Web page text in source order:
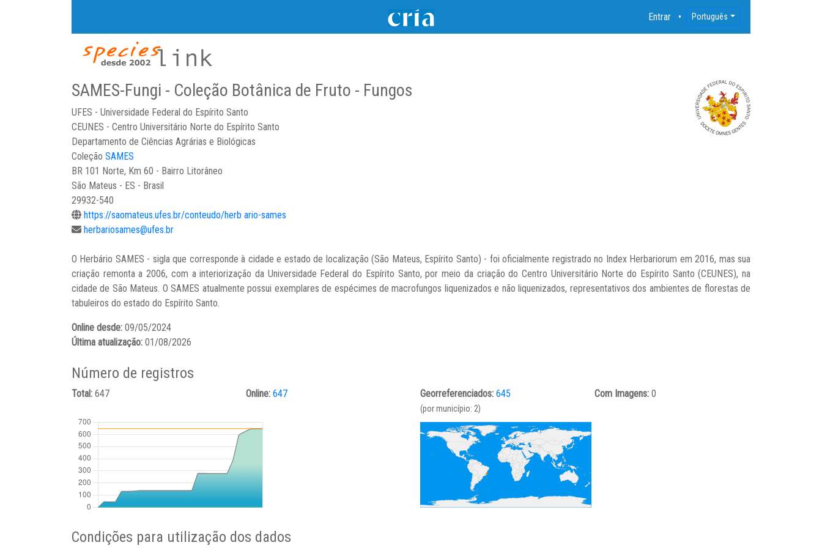
Entrar Português
SAMES-Fungi - Coleção Botânica de Fruto - Fungos
UFES - Universidade Federal do Espírito Santo
CEUNES - Centro Universitário Norte do Espírito Santo
Departamento de Ciências Agrárias e Biológicas
Coleção SAMES
BR 101 Norte, Km 60 - Bairro Litorâneo
São Mateus - ES - Brasil
29932-540
https://saomateus.ufes.br/conteudo/herb ario-sames
herbariosames@ufes.br
O Herbário SAMES - sigla que corresponde à cidade e estado de localização (São Mateus, Espírito Santo) - foi oficialmente registrado no Index Herbariorum em 2016, mas sua
criação remonta a 2006, com a interiorização da Universidade Federal do Espírito Santo, por meio da criação do Centro Universitário Norte do Espírito Santo (CEUNES), na
cidade de São Mateus. O SAMES atualmente possui exemplares de espécimes de macrofungos liquenizados e não liquenizados, representativos dos ambientes de florestas de
tabuleiros do estado do Espírito Santo.
Online desde: 09/05/2024
Última atualização: 01/08/2026
Número de registros
Total: 647 Online: 647 Georreferenciados: 645
(por município: 2)
Com Imagens: 0
Condições para utilização dos dados